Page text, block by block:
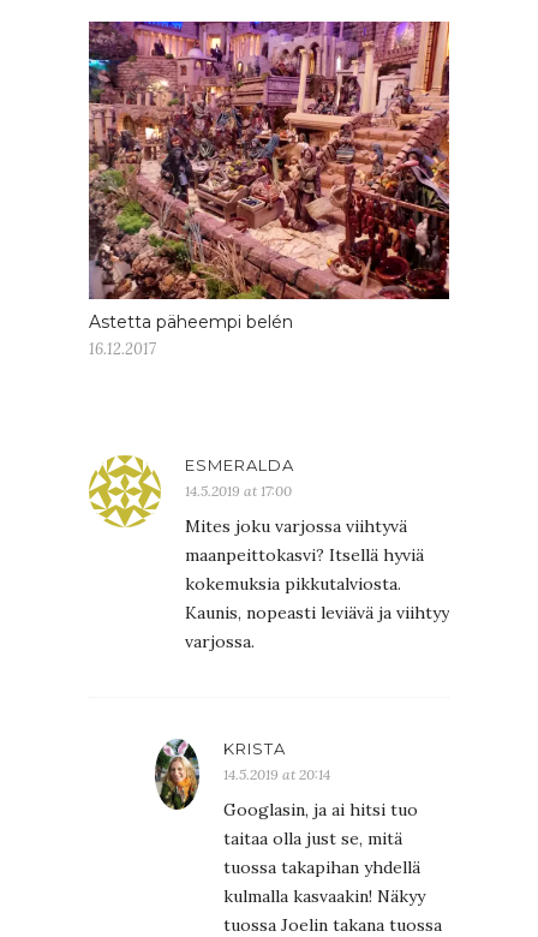
Astetta päheempi belén
16.12.2017
ESMERALDA
14.5.2019 at 17:00
Mites joku varjossa viihtyvä
maanpeittokasvi? Itsellä hyviä
kokemuksia pikkutalviosta.
Kaunis, nopeasti leviävä ja viihtyy
varjossa.
KRISTA
14.5.2019 at 20:14
Googlasin, ja ai hitsi tuo
taitaa olla just se, mitä
tuossa takapihan yhdellä
kulmalla kasvaakin! Näkyy
tuossa Joelin takana tuossa